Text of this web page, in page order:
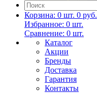
Корзина: 0 шт. 0 руб.
Избранное: 0 шт.
Сравнение: 0 шт.
Каталог
Акции
Бренды
Доставка
Гарантия
Контакты